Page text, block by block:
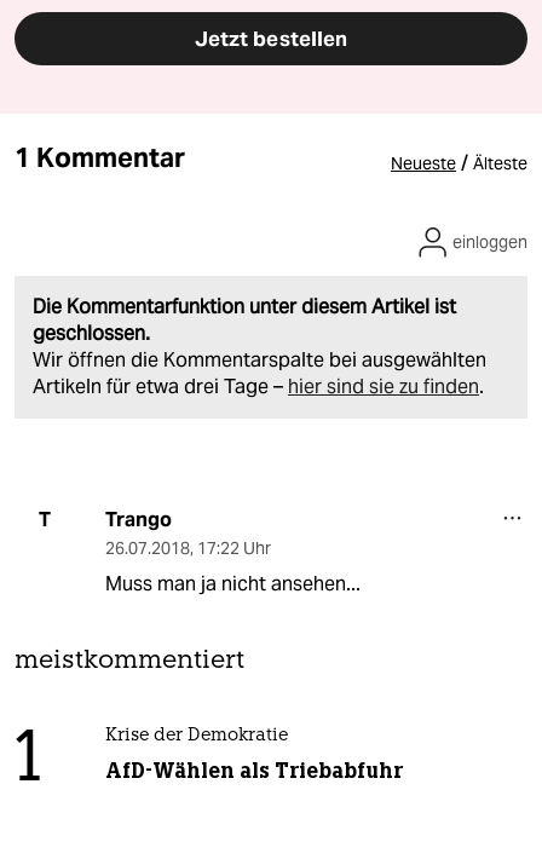
Jetzt bestellen
1 Kommentar Neueste / Älteste
Die Kommentarfunktion unter diesem Artikel ist
geschlossen.
Wir öffnen die Kommentarspalte bei ausgewählten
Artikeln für etwa drei Tage – hier sind sie zu finden.
einloggen
T Trango
26.07.2018, 17:22 Uhr
Muss man ja nicht ansehen...
meistkommentiert
1 Krise der Demokratie
AfD-Wählen als Triebabfuhr